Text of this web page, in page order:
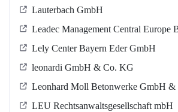
Lauterbach GmbH
Leadec Management Central
Lely Center Bayern Eder GmbH
leonardi GmbH & Co. KG
Leonhard Moll Betonwerke GmbH
LEU Rechtsanwaltsgesellschaft mbH